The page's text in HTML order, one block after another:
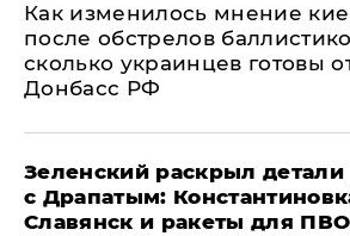
Как изменилось мнение
после обстрелов
сколько украинцев готовы
Донбасс РФ
​Зеленский раскрыл детали
с Драпатым:
Славянск и ракеты для ПВО